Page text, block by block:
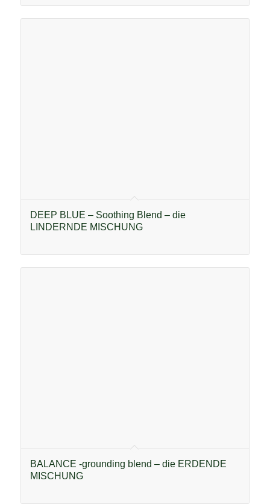
DEEP BLUE – Soothing Blend – die
LINDERNDE MISCHUNG
BALANCE -grounding blend – die ERDENDE
MISCHUNG